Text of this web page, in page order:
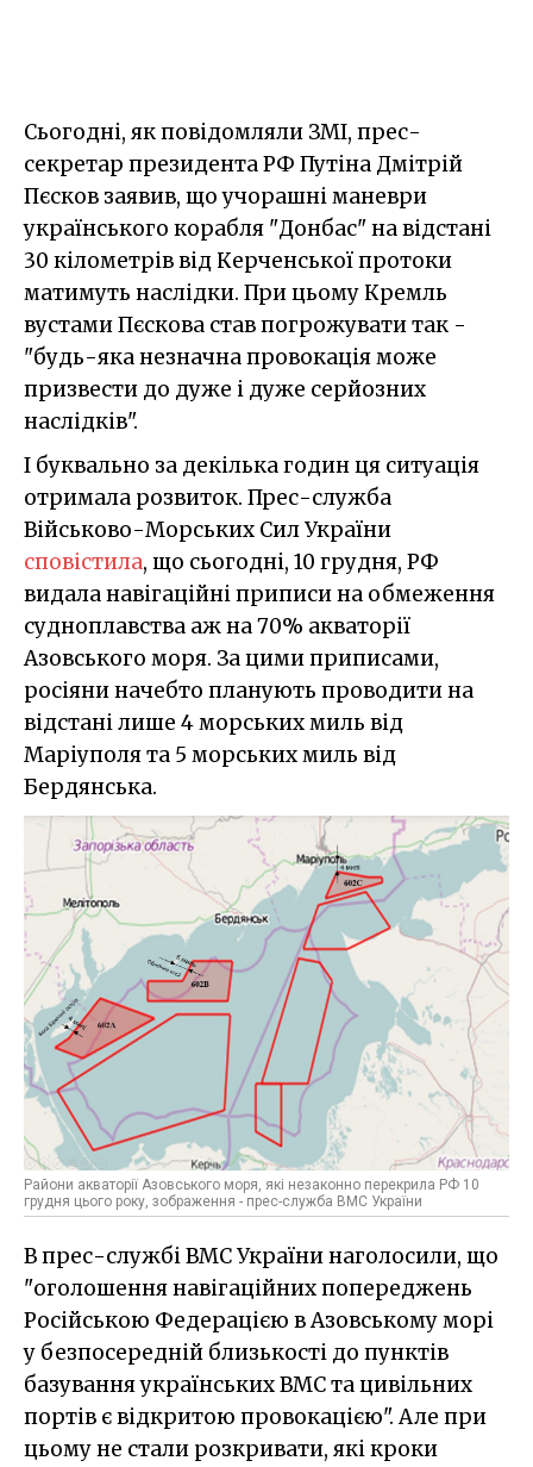
Сьогодні, як повідомляли ЗМІ, прес-
секретар президента РФ Путіна Дмітрій
Пєсков заявив, що учорашні маневри
українського корабля "Донбас" на відстані
30 кілометрів від Керченської протоки
матимуть наслідки. При цьому Кремль
вустами Пєскова став погрожувати так -
"будь-яка незначна провокація може
призвести до дуже і дуже серйозних
наслідків".
І буквально за декілька годин ця ситуація
отримала розвиток. Прес-служба
Військово-Морських Сил України
сповістила, що сьогодні, 10 грудня, РФ
видала навігаційні приписи на обмеження
судноплавства аж на 70% акваторії
Азовського моря. За цими приписами,
росіяни начебто планують проводити на
відстані лише 4 морських миль від
Маріуполя та 5 морських миль від
Бердянська.
Райони акваторії Азовського моря, які незаконно перекрила РФ 10
грудня цього року, зображення - прес-служба ВМС України
В прес-службі ВМС України наголосили, що
"оголошення навігаційних попереджень
Російською Федерацією в Азовському морі
у безпосередній близькості до пунктів
базування українських ВМС та цивільних
портів є відкритою провокацією". Але при
цьому не стали розкривати, які кроки